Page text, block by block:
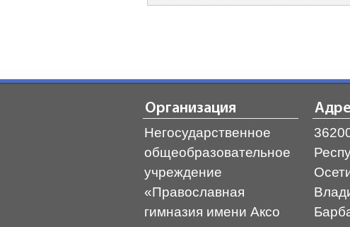
Организация
Негосударственное
общеобразовательное
учреждение
«Православная
гимназия имени Аксо